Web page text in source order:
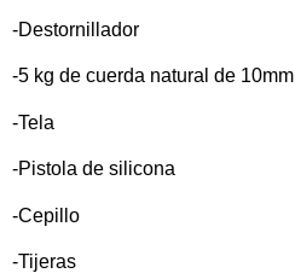
-Destornillador
-5 kg de cuerda natural de 10mm
-Tela
-Pistola de silicona
-Cepillo
-Tijeras